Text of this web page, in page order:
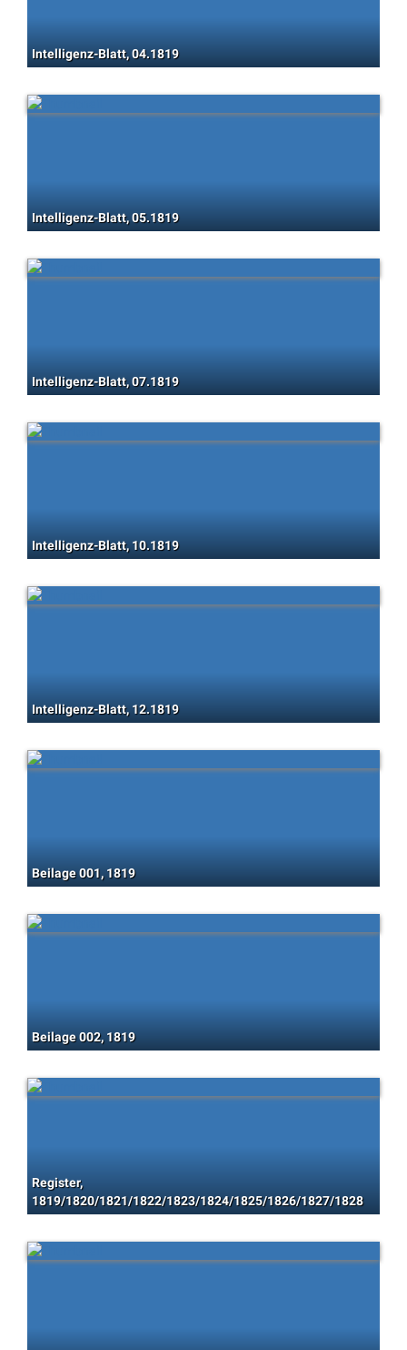
Intelligenz-Blatt, 04.1819
Intelligenz-Blatt, 05.1819
Intelligenz-Blatt, 07.1819
Intelligenz-Blatt, 10.1819
Intelligenz-Blatt, 12.1819
Beilage 001, 1819
Beilage 002, 1819
Register,
1819/1820/1821/1822/1823/1824/1825/1826/1827/1828